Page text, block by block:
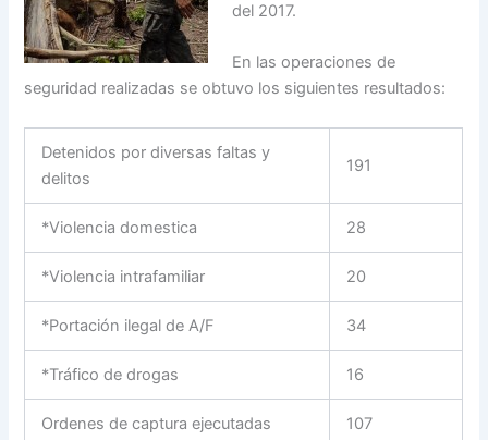
del 2017.
En las operaciones de
seguridad realizadas se obtuvo los siguientes resultados:
Detenidos por diversas faltas y
delitos
191
*Violencia domestica 28
*Violencia intrafamiliar 20
*Portación ilegal de A/F 34
*Tráfico de drogas 16
Ordenes de captura ejecutadas 107